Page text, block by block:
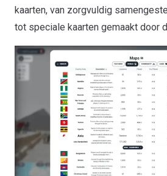
kaarten, van zorgvuldig
tot speciale kaarten gemaakt door